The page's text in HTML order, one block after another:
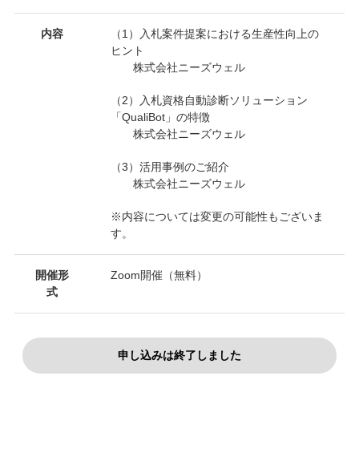
内容
（1）入札案件提案における生産性向上の
ヒント
株式会社ニーズウェル
（2）入札資格自動診断ソリューション
「QualiBot」の特徴
株式会社ニーズウェル
（3）活用事例のご紹介
株式会社ニーズウェル
※内容については変更の可能性もございま
す。
開催形
式
Zoom開催（無料）
申し込みは終了しました